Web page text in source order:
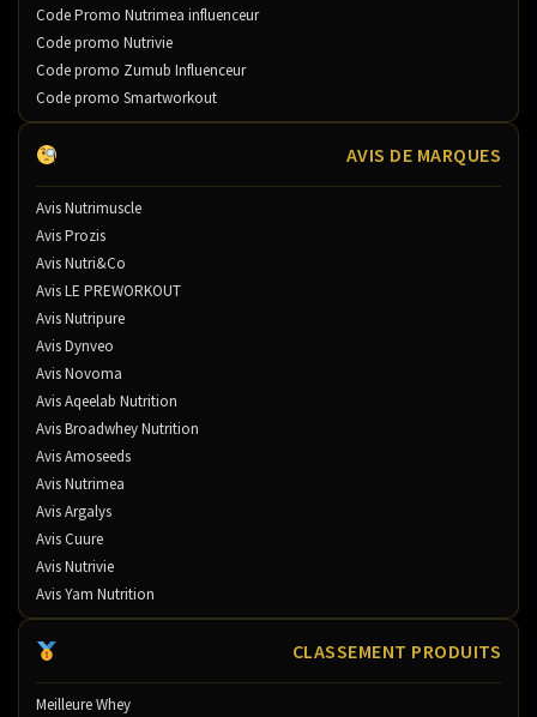
Code Promo Nutrimea influenceur
Code promo Nutrivie
Code promo Zumub Influenceur
Code promo Smartworkout
AVIS DE MARQUES
Avis Nutrimuscle
Avis Prozis
Avis Nutri&Co
Avis LE PREWORKOUT
Avis Nutripure
Avis Dynveo
Avis Novoma
Avis Aqeelab Nutrition
Avis Broadwhey Nutrition
Avis Amoseeds
Avis Nutrimea
Avis Argalys
Avis Cuure
Avis Nutrivie
Avis Yam Nutrition
CLASSEMENT PRODUITS
Meilleure Whey